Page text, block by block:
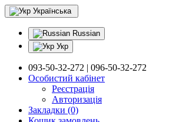
Українська
Russian
Укр
093-50-32-272 | 096-50-32-272
Особистий кабінет
Реєстрація
Авторизація
Закладки (0)